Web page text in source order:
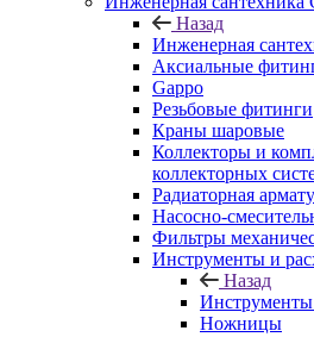
Назад
Инженерная
Аксиальные
Gappo
Резьбовые фитинги
Краны шаровые
Коллекторы и
коллекторных
Радиаторная
Насосно-
Фильтры
Инструменты и
Назад
Ножницы